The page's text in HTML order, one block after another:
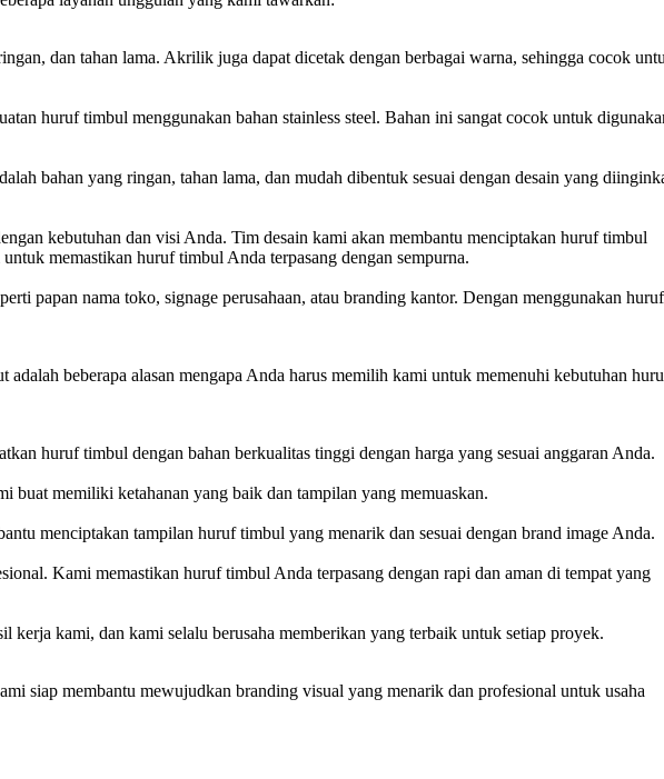
dan tahan lama. Akrilik juga dapat dicetak dengan berbagai warna, sehingga cocok
huruf timbul menggunakan bahan stainless steel. Bahan ini sangat cocok untuk
bahan yang ringan, tahan lama, dan mudah dibentuk sesuai dengan desain yang
kebutuhan dan visi Anda. Tim desain kami akan membantu menciptakan huruf timbul
memastikan huruf timbul Anda terpasang dengan sempurna.
papan nama toko, signage perusahaan, atau branding kantor. Dengan menggunakan huruf
beberapa alasan mengapa Anda harus memilih kami untuk memenuhi kebutuhan
huruf timbul dengan bahan berkualitas tinggi dengan harga yang sesuai anggaran Anda.
buat memiliki ketahanan yang baik dan tampilan yang memuaskan.
menciptakan tampilan huruf timbul yang menarik dan sesuai dengan brand image Anda.
Kami memastikan huruf timbul Anda terpasang dengan rapi dan aman di tempat yang
kerja kami, dan kami selalu berusaha memberikan yang terbaik untuk setiap proyek.
siap membantu mewujudkan branding visual yang menarik dan profesional untuk usaha